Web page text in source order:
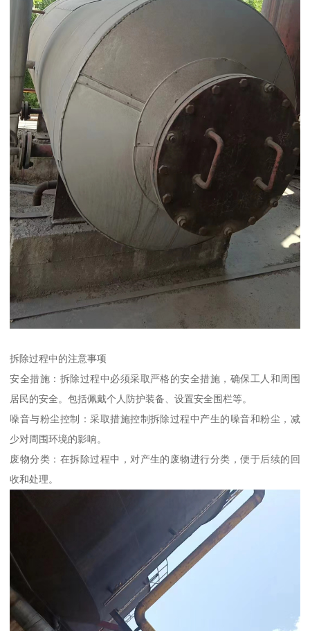
拆除过程中的注意事项
安全措施：拆除过程中必须采取严格的安全措施，确保工人和周围
居民的安全。包括佩戴个人防护装备、设置安全围栏等。
噪音与粉尘控制：采取措施控制拆除过程中产生的噪音和粉尘，减
少对周围环境的影响。
废物分类：在拆除过程中，对产生的废物进行分类，便于后续的回
收和处理。